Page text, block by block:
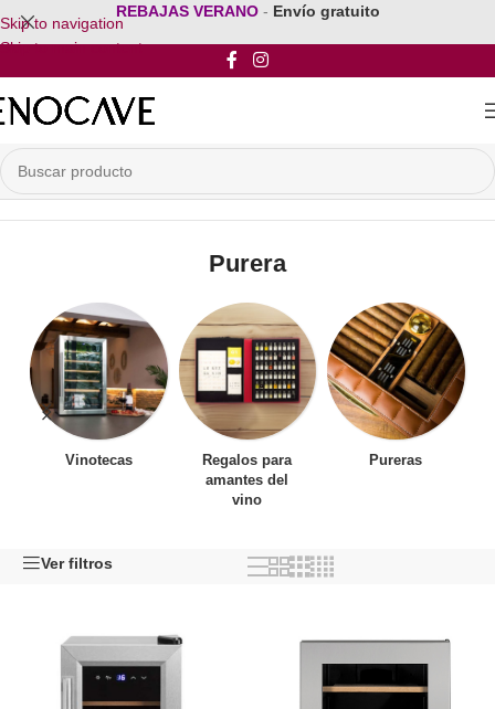
Skip to navigation
Skip to main content
REBAJAS VERANO - Envío gratuito
Inicio/Tabaco y Puros/Purera
Purera
Vinotecas
Regalos para
amantes del
vino
Pureras
Ver filtros